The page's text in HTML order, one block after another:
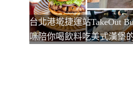
台北港墘捷運站TakeOut
咪陪你喝飲料吃美式漢堡